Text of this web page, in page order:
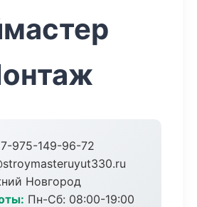
975-149-96-72
Новгород
Пн-Сб: 08:00-19:00